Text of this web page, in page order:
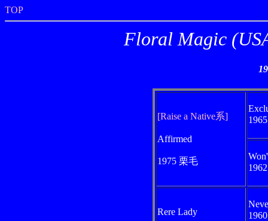
TOP
Floral Magic
[Raise a Native系]
Affirmed
1975 栗毛
Rere Lady